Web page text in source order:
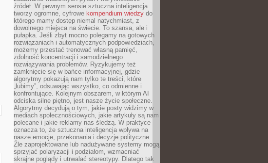
źródeł. W pewnym sensie sztuczna inteligencja
tworzy ogromne, cyfrowe kompendium wiedzy do
którego mamy dostęp niemal natychmiast, z
dowolnego miejsca na świecie. To szansa, ale i
pułapka. Jeśli zbyt mocno polegamy na gotowych
rozwiązaniach i automatycznych podpowiedziach,
możemy przestać trenować własną pamięć,
zdolność koncentracji i samodzielnego
rozwiązywania problemów. Ryzykujemy też
zamknięcie się w bańce informacyjnej, gdzie
algorytmy pokazują nam tylko te treści, które
„lubimy”, odsuwając wszystko, co odmienne i
konfrontujące. Kolejnym obszarem, w którym AI
odciska silne piętno, jest nasze życie społeczne.
Algorytmy decydują o tym, jakie posty widzimy w
mediach społecznościowych, jakie artykuły są nam
polecane i jakie reklamy nas śledzą. W praktyce
oznacza to, że sztuczna inteligencja wpływa na
nasze emocje, przekonania i decyzje polityczne.
Źle zaprojektowane lub nadużywane systemy mogą
sprzyjać polaryzacji i podziałom, wzmacniać
skrajne poglądy i utrwalać stereotypy. Dlatego tak